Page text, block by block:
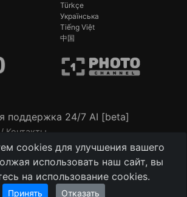
cookies для улучшения вашего
использовать наш сайт, вы
на использование cookies.
Принять Отказать
Türkçe
Українська
Tiếng Việt
中国
поддержка 24/7 AI [beta]
Контакты
reCAPTCHA and the GooglePrivacy Policyand